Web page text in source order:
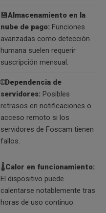
💾Almacenamiento en la
nube de pago: Funciones
avanzadas como detección
humana suelen requerir
suscripción mensual.
🌐Dependencia de
servidores: Posibles
retrasos en notificaciones o
acceso remoto si los
servidores de Foscam tienen
fallos.
🌡️Calor en funcionamiento:
El dispositivo puede
calentarse notablemente tras
horas de uso continuo.